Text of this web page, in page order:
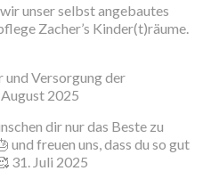
unser selbst angebautes
Zacher’s Kinder(t)räume.
und Versorgung der
2025
dir nur das Beste zu
und freuen uns, dass du so gut
31. Juli 2025